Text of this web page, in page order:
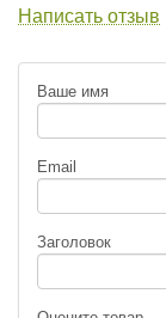
Написать отзыв
Ваше имя
Email
Заголовок